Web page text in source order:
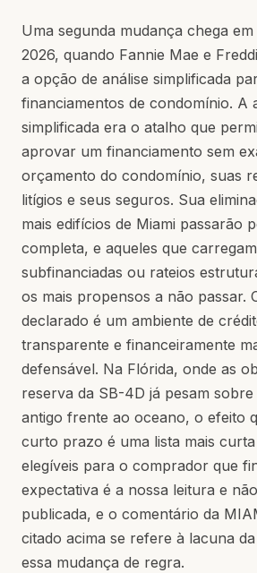
Uma segunda mudança chega
2026, quando Fannie Mae e
a opção de análise simplificada
financiamentos de condomínio. A
simplificada era o atalho que
aprovar um financiamento sem
orçamento do condomínio, suas
litígios e seus seguros. Sua
mais edifícios de Miami passarão
completa, e aqueles que
subfinanciadas ou rateios
os mais propensos a não passar.
declarado é um ambiente de
transparente e financeiramente
defensável. Na Flórida, onde as
reserva da SB-4D já pesam
antigo frente ao oceano, o efeito
curto prazo é uma lista mais
elegíveis para o comprador que
expectativa é a nossa leitura e
publicada, e o comentário da
citado acima se refere à lacuna
essa mudança de regra.